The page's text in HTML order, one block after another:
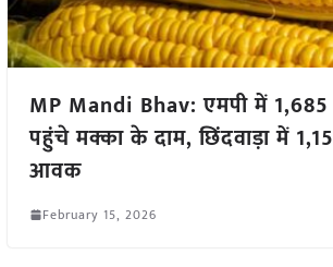
MP Mandi Bhav: एमपी में
पहुंचे मक्का के दाम, छिंदवाड़ा में
आवक
February 15, 2026